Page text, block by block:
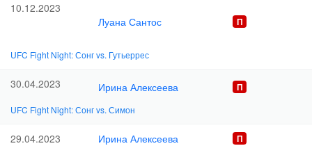
10.12.2023
Луана Сантос
UFC Fight Night: Сонг vs. Гутьеррес
30.04.2023 Ирина Алексеева
UFC Fight Night: Сонг vs. Симон
29.04.2023 Ирина Алексеева